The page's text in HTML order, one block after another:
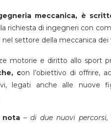
meccanica, è
richiesta di ingegneri con
settore della meccanica dei
motorie e diritto allo sport
con l’obiettivo di offrire,
legati anche alle nuove
nota– di due nuovi